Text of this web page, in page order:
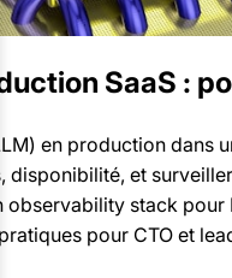
SaaS :
en production dans
disponibilité, et
stack
pour CTO et